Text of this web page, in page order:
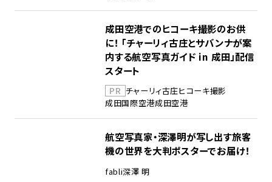
成田空港でのヒコーキ撮影のお供
に！ 「チャーリィ古庄とサバンナが案
内する航空写真ガイド in 成田」配信
スタート
PR チャーリィ古庄ヒコーキ撮影
成田国際空港成田空港
航空写真家・深澤明が写し出す旅客
機の世界を大判ポスターでお届け！
fabli深澤 明